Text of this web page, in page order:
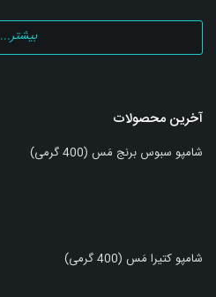
بیشتر...
آخرین محصولات
شامپو سبوس برنج مَس (400 گرمی)
شامپو کتیرا مَس (400 گرمی)